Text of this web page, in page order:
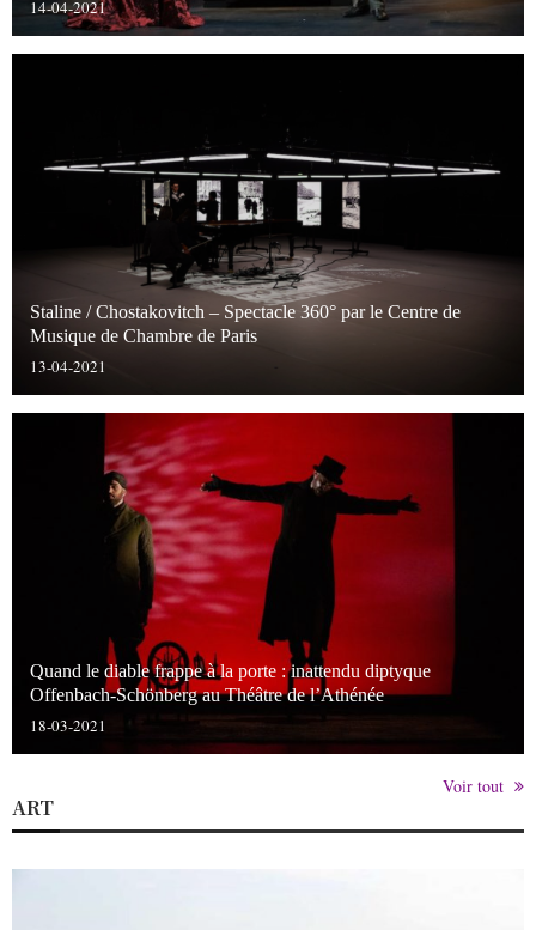
14-04-2021
Staline / Chostakovitch – Spectacle 360° par le Centre de
Musique de Chambre de Paris
13-04-2021
Quand le diable frappe à la porte : inattendu diptyque
Offenbach-Schönberg au Théâtre de l’Athénée
18-03-2021
Voir tout
ART